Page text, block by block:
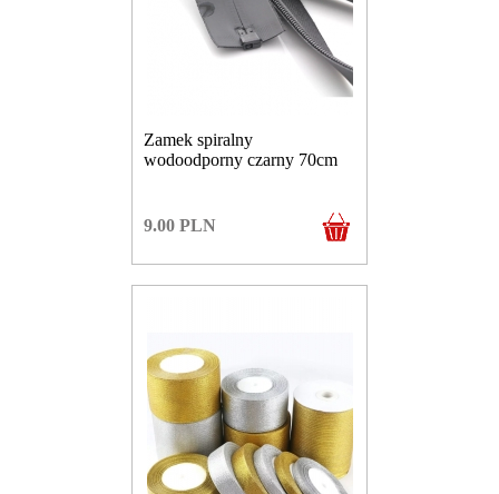
Zamek spiralny
wodoodporny czarny 70cm
9.00 PLN